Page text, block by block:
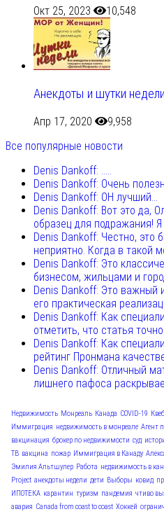
Окт 25, 2023 10,548
Анекдоты и шутки
Апр 17, 2020
9,958
Все популярные новости
Denis Dankoff: .....
Denis Dankoff: Очень
Denis Dankoff: ОН лучший...
Denis Dankoff: Вот это да,
образец для подражания! Я
Denis Dankoff: Честно, это
неприятно. Когда в такой
Denis Dankoff: Это
бизнесом, жильцами и
Denis Dankoff: Это
его практическая
Denis Dankoff: Как
отметить, что статья точно
Denis Dankoff: Как
рейтинг Пронмана
Denis Dankoff: Отличный
лишнего пафоса
Недвижимость Монреаль Канада COVID-19
Иммиграция недвижимость в монреале Агент
вакцинация брокер по недвижимости суд
ТВ вакцина пожар Иммиграция в Канаду
Эмилия Альтшулер Работа недвижимость в
Project анекдоты недели дети Выборы ковид
ИПОТЕКА карантин туризм пандемия чтиво
авария Canada from coast to coast Хоккей